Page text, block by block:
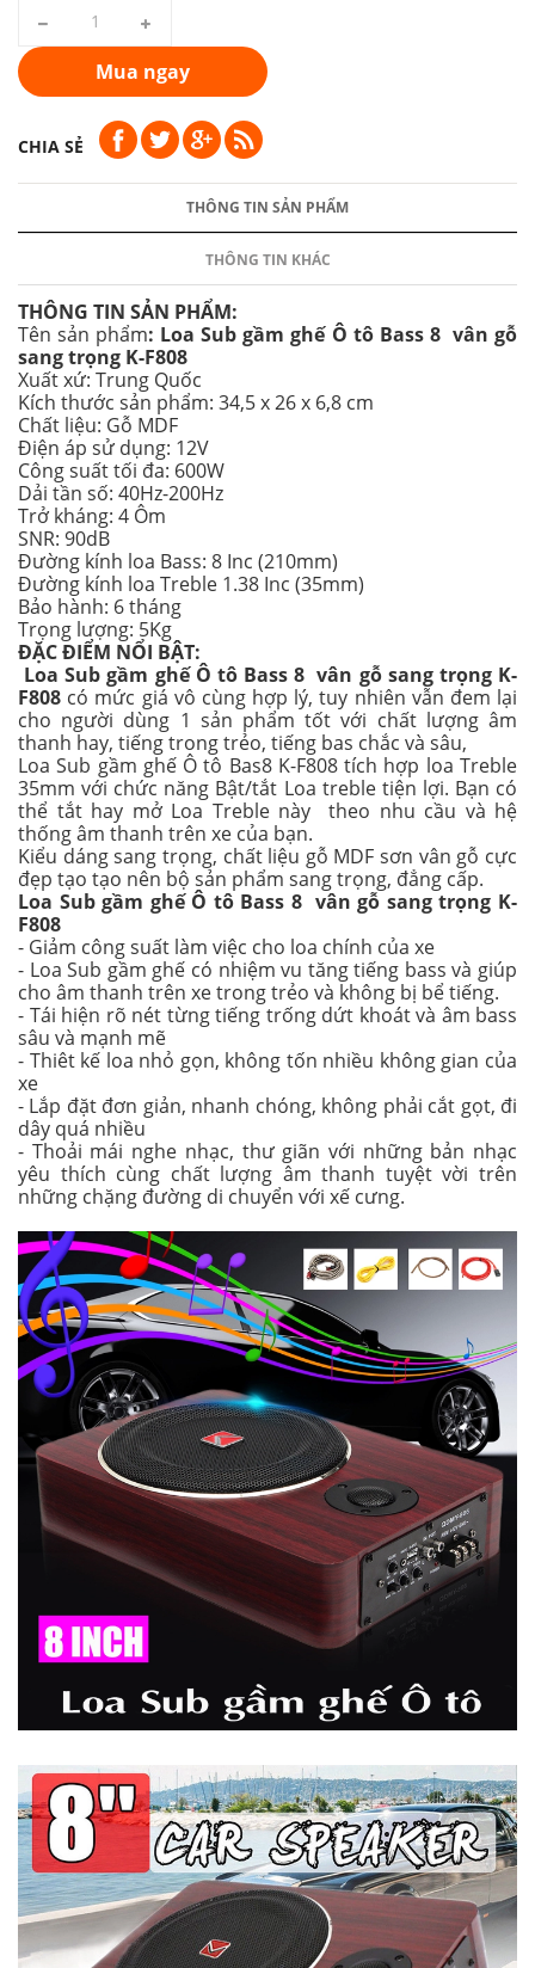
Mua ngay
CHIA SẺ
THÔNG TIN SẢN PHẨM
THÔNG TIN KHÁC
THÔNG TIN SẢN PHẨM:
Tên sản phẩm: Loa Sub gầm ghế Ô tô Bass 8 vân gỗ
sang trọng K-F808
Xuất xứ: Trung Quốc
Kích thước sản phẩm: 34,5 x 26 x 6,8 cm
Chất liệu: Gỗ MDF
Điện áp sử dụng: 12V
Công suất tối đa: 600W
Dải tần số: 40Hz-200Hz
Trở kháng: 4 Ôm
SNR: 90dB
Đường kính loa Bass: 8 Inc (210mm)
Đường kính loa Treble 1.38 Inc (35mm)
Bảo hành: 6 tháng
Trọng lượng: 5Kg
ĐẶC ĐIỂM NỔI BẬT:
Loa Sub gầm ghế Ô tô Bass 8 vân gỗ sang trọng K-
F808 có mức giá vô cùng hợp lý, tuy nhiên vẫn đem lại
cho người dùng 1 sản phẩm tốt với chất lượng âm
thanh hay, tiếng trong trẻo, tiếng bas chắc và sâu,
Loa Sub gầm ghế Ô tô Bas8 K-F808 tích hợp loa Treble
35mm với chức năng Bật/tắt Loa treble tiện lợi. Bạn có
thể tắt hay mở Loa Treble này theo nhu cầu và hệ
thống âm thanh trên xe của bạn.
Kiểu dáng sang trọng, chất liệu gỗ MDF sơn vân gỗ cực
đẹp tạo tạo nên bộ sản phẩm sang trọng, đẳng cấp.
Loa Sub gầm ghế Ô tô Bass 8 vân gỗ sang trọng K-
F808
- Giảm công suất làm việc cho loa chính của xe
- Loa Sub gầm ghế có nhiệm vu tăng tiếng bass và giúp
cho âm thanh trên xe trong trẻo và không bị bể tiếng.
- Tái hiện rõ nét từng tiếng trống dứt khoát và âm bass
sâu và mạnh mẽ
- Thiêt kế loa nhỏ gọn, không tốn nhiều không gian của
xe
- Lắp đặt đơn giản, nhanh chóng, không phải cắt gọt, đi
dây quá nhiều
- Thoải mái nghe nhạc, thư giãn với những bản nhạc
yêu thích cùng chất lượng âm thanh tuyệt vời trên
những chặng đường di chuyển với xế cưng.